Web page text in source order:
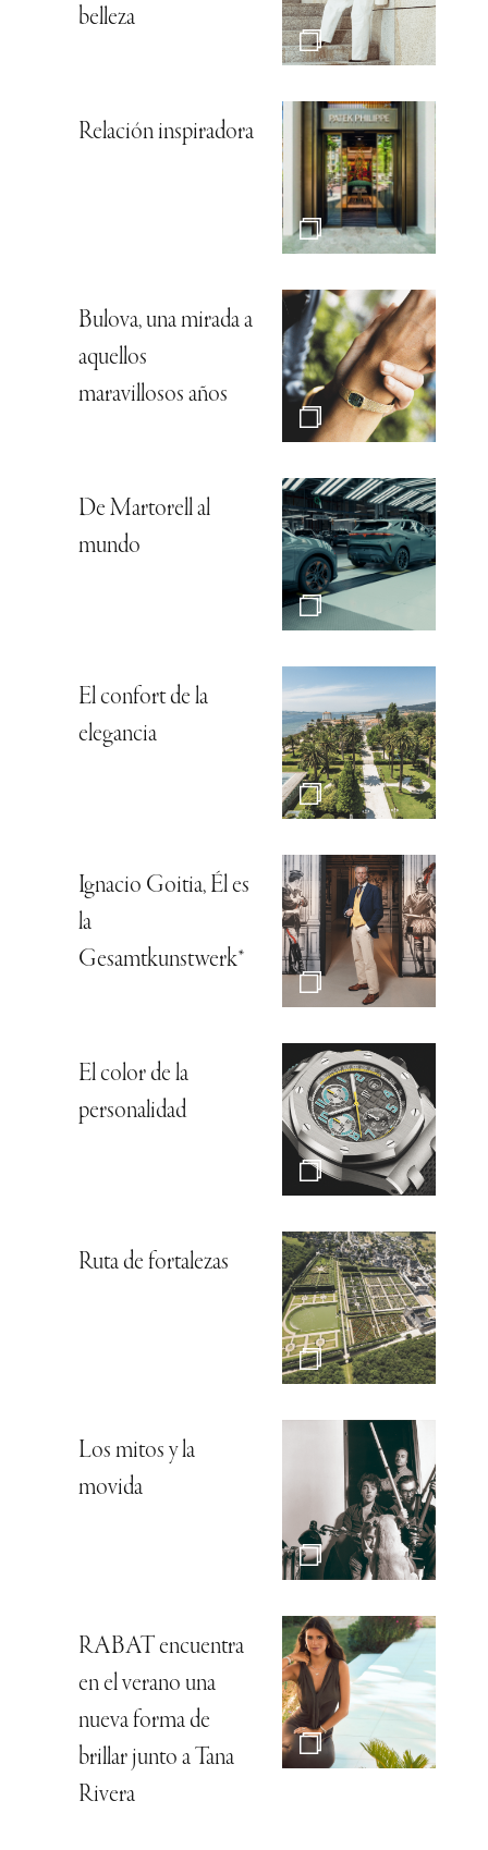
belleza
Relación inspiradora
Bulova, una mirada a
aquellos
maravillosos años
De Martorell al
mundo
El confort de la
elegancia
Ignacio Goitia, Él es
la
Gesamtkunstwerk*
El color de la
personalidad
Ruta de fortalezas
Los mitos y la
movida
RABAT encuentra
en el verano una
nueva forma de
brillar junto a Tana
Rivera